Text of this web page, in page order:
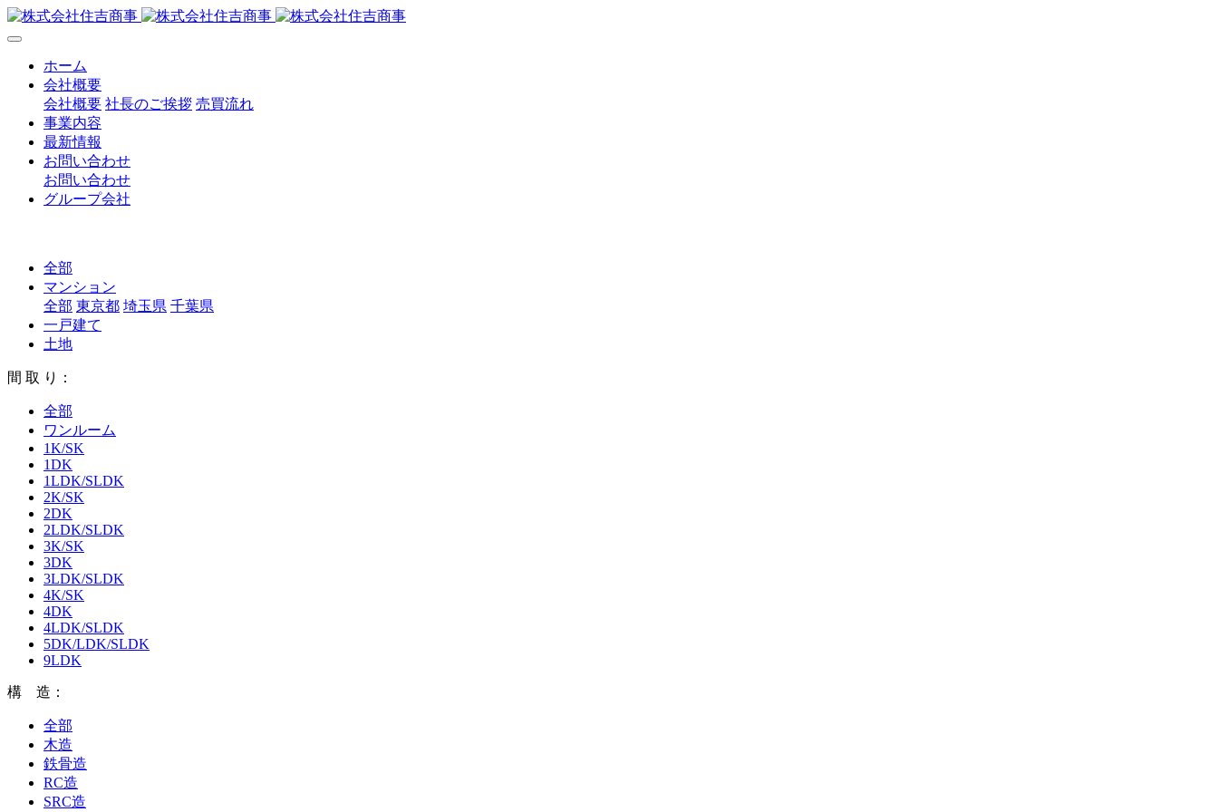
ホーム
会社概要
会社概要 社長のご挨拶 売買流れ
事業内容
最新情報
お問い合わせ
お問い合わせ
グループ会社
全部
マンション
全部 東京都 埼玉県 千葉県
一戸建て
土地
間 取 り：
全部
ワンルーム
1K/SK
1DK
1LDK/SLDK
2K/SK
2DK
2LDK/SLDK
3K/SK
3DK
3LDK/SLDK
4K/SK
4DK
4LDK/SLDK
5DK/LDK/SLDK
9LDK
構 造：
全部
木造
鉄骨造
RC造
SRC造